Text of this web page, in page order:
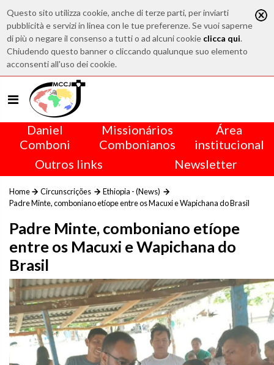
Questo sito utilizza cookie, anche di terze parti, per inviarti
pubblicità e servizi in linea con le tue preferenze. Se vuoi saperne
di più o negare il consenso a tutti o ad alcuni cookie clicca qui.
Chiudendo questo banner o cliccando qualunque suo elemento
acconsenti all'uso dei cookie.
Daniel
Comboni
Missionários
Combonianos
Área
institucional
Outros links
Newsletter
Home Circunscrições
Ethiopia - (News)
Padre Minte, comboniano etíope entre os Macuxi e Wapichana do Brasil
Padre Minte, comboniano etíope
entre os Macuxi e Wapichana do
Brasil